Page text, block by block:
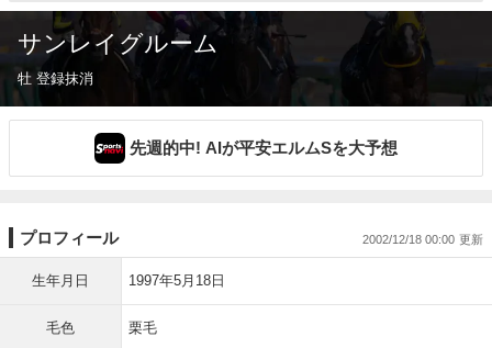
サンレイグルーム
牡 登録抹消
先週的中! AIが平安エルムSを大予想
プロフィール 2002/12/18 00:00
生年月日 1997年5月18日
毛色 栗毛